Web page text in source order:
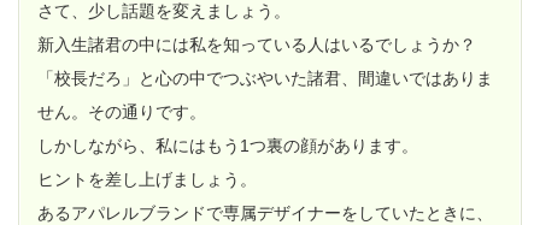
さて、少し話題を変えましょう。
新入生諸君の中には私を知っている人はいるでしょうか？
「校長だろ」と心の中でつぶやいた諸君、間違いではありま
せん。その通りです。
しかしながら、私にはもう1つ裏の顔があります。
ヒントを差し上げましょう。
あるアパレルブランドで専属デザイナーをしていたときに、